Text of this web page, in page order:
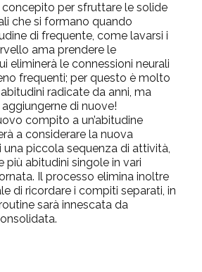
concepito per sfruttare le solide
che si formano quando
di frequente, come lavarsi i
ama prendere le
eliminerà le connessioni neurali
frequenti; per questo è molto
radicate da anni, ma
di nuove!
compito a un’abitudine
a considerare la nuova
piccola sequenza di attività,
più abitudini singole in vari
Il processo elimina inoltre
di ricordare i compiti separati, in
sarà innescata da